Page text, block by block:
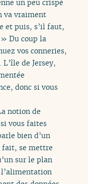
un peu crispé
va vraiment
et puis, s’il faut,
Du coup la
vos conneries,
de Jersey,
donc si vous
notion de
vous faites
bien d’un
fait, se mettre
sur le plan
l’alimentation